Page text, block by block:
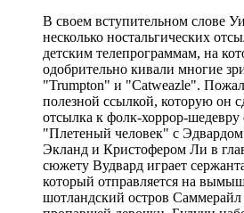
В своем вступительном слове
несколько ностальгических
детским телепрограммам, на
одобрительно кивали многие
"Trumpton" и "Catweazle".
полезной ссылкой, которую он
отсылка к фолк-хоррор-шедевру
"Плетеный человек" с
Экланд и Кристофером Ли в
сюжету Вудвард играет
который отправляется на
шотландский остров Саммерайл